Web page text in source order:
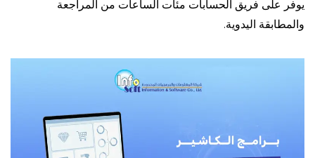
يوفر على فريق الحسابات مئات الساعات من المراجعة
والمطابقة اليدوية.